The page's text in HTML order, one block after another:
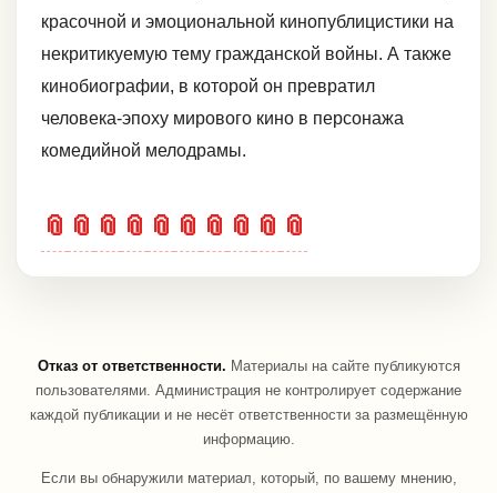
красочной и эмоциональной кинопублицистики на
некритикуемую тему гражданской войны. А также
кинобиографии, в которой он превратил
человека-эпоху мирового кино в персонажа
комедийной мелодрамы.
📎 📎 📎 📎 📎 📎 📎 📎 📎 📎
Отказ от ответственности. Материалы на сайте публикуются
пользователями. Администрация не контролирует содержание
каждой публикации и не несёт ответственности за размещённую
информацию.
Если вы обнаружили материал, который, по вашему мнению,